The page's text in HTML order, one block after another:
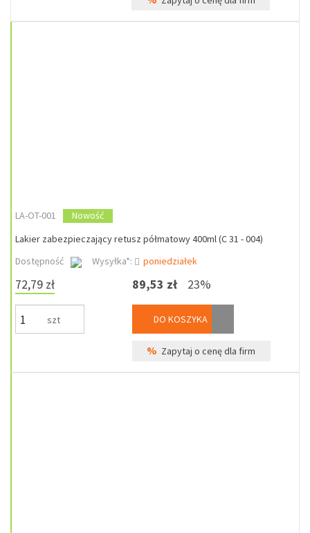
LA-OT-001
Nowość
Lakier zabezpieczający retusz półmatowy 400ml (C 31 - 004)
Dostępność
Wysyłka*: poniedziałek
72,79 zł
szt
89,53 zł 23%
DO KOSZYKA
% Zapytaj o cenę dla firm